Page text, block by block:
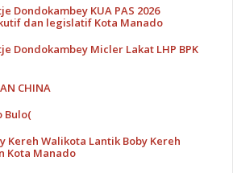
Dondokambey KUA PAS 2026
dan legislatif Kota Manado
Dondokambey Micler Lakat LHP BPK
CHINA
Bulo(
Kereh Walikota Lantik Boby Kereh
Kota Manado